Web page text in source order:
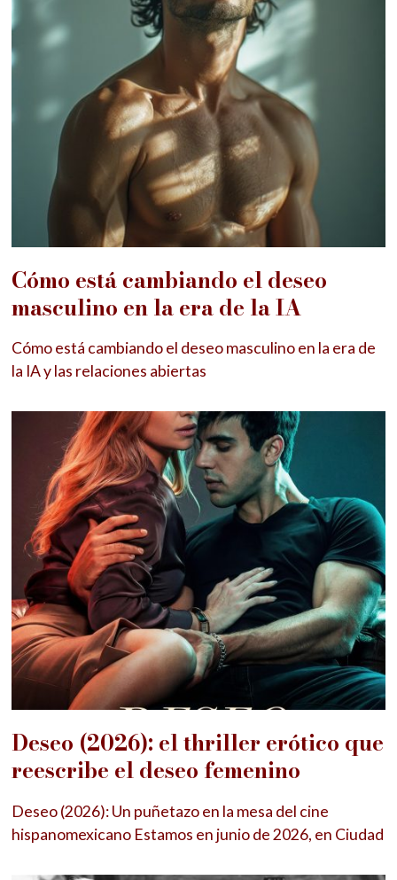
Cómo está cambiando el deseo
masculino en la era de la IA
Cómo está cambiando el deseo masculino en la era de
la IA y las relaciones abiertas
Deseo (2026): el thriller erótico que
reescribe el deseo femenino
Deseo (2026): Un puñetazo en la mesa del cine
hispanomexicano Estamos en junio de 2026, en Ciudad